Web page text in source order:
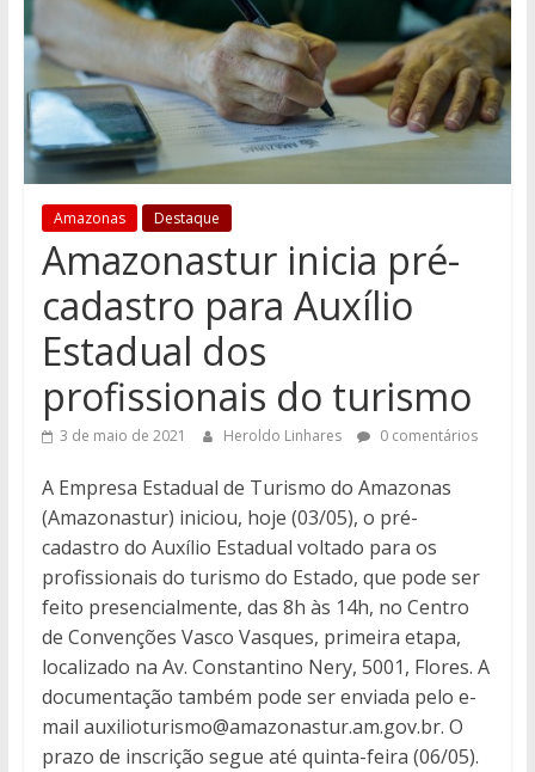
Amazonas Destaque
Amazonastur inicia pré-
cadastro para Auxílio
Estadual dos
profissionais do turismo
3 de maio de 2021 Heroldo Linhares 0 comentários
A Empresa Estadual de Turismo do Amazonas
(Amazonastur) iniciou, hoje (03/05), o pré-
cadastro do Auxílio Estadual voltado para os
profissionais do turismo do Estado, que pode ser
feito presencialmente, das 8h às 14h, no Centro
de Convenções Vasco Vasques, primeira etapa,
localizado na Av. Constantino Nery, 5001, Flores. A
documentação também pode ser enviada pelo e-
mail auxilioturismo@amazonastur.am.gov.br. O
prazo de inscrição segue até quinta-feira (06/05).